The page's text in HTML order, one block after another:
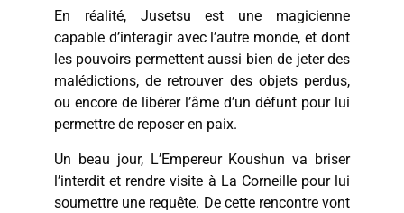
En réalité, Jusetsu est une magicienne
capable d’interagir avec l’autre monde, et dont
les pouvoirs permettent aussi bien de jeter des
malédictions, de retrouver des objets perdus,
ou encore de libérer l’âme d’un défunt pour lui
permettre de reposer en paix.
Un beau jour, L’Empereur Koushun va briser
l’interdit et rendre visite à La Corneille pour lui
soumettre une requête. De cette rencontre vont